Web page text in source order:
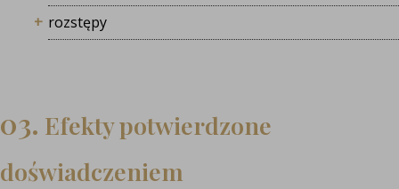
rozstępy
03. Efekty potwierdzone
doświadczeniem